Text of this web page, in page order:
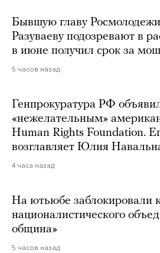
Бывшую главу
Разуваеву подозревают в
в июне получил срок за
5 часов назад
Генпрокуратура РФ
«нежелательным»
Human Rights Foundation.
возглавляет Юлия
4 часа назад
На ютьюбе заблокировали
националистического
община»
5 часов назад